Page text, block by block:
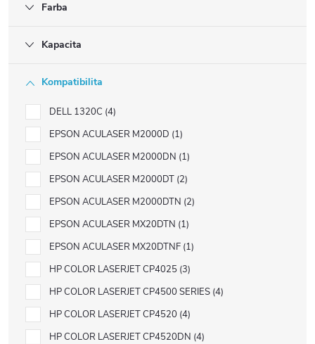
Farba
Kapacita
Kompatibilita
DELL 1320C 4
EPSON ACULASER M2000D 1
EPSON ACULASER M2000DN 1
EPSON ACULASER M2000DT 2
EPSON ACULASER M2000DTN 2
EPSON ACULASER MX20DTN 1
EPSON ACULASER MX20DTNF 1
HP COLOR LASERJET CP4025 3
HP COLOR LASERJET CP4500 SERIES 4
HP COLOR LASERJET CP4520 4
HP COLOR LASERJET CP4520DN 4